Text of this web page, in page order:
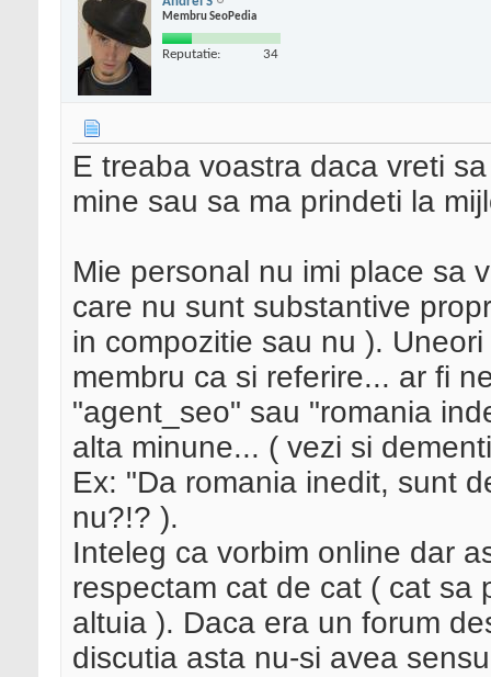
Membru SeoPedia
Reputatie: 34
E treaba voastra daca vreti
mine sau sa ma prindeti la
Mie personal nu imi place sa
care nu sunt substantive
in compozitie sau nu ).
membru ca si referire... ar fi
"agent_seo" sau "romania
alta minune... ( vezi si
Ex: "Da romania inedit, sunt
nu?!? ).
Inteleg ca vorbim online dar
respectam cat de cat ( cat sa
altuia ). Daca era un forum
discutia asta nu-si avea